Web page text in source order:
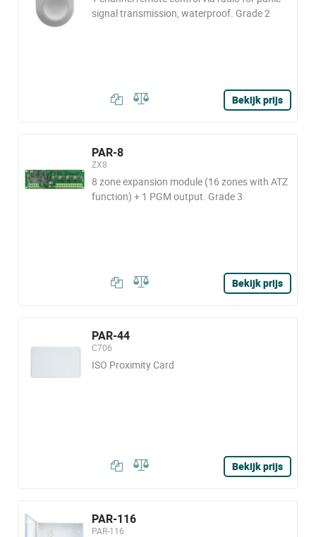
signal transmission, waterproof. Grade 2
Bekijk prijs
PAR-8
ZX8
8 zone expansion module (16 zones with ATZ
function) + 1 PGM output. Grade 3
Bekijk prijs
PAR-44
C706
ISO Proximity Card
Bekijk prijs
PAR-116
PAR-116